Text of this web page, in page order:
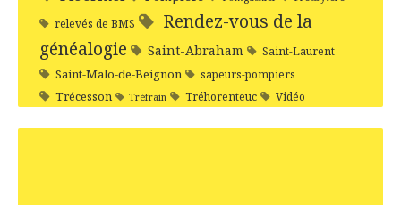
relevés de BMS
Rendez-vous de la
généalogie
Saint-Abraham Saint-Laurent
Saint-Malo-de-Beignon sapeurs-pompiers
Trécesson Tréfrain Tréhorenteuc Vidéo